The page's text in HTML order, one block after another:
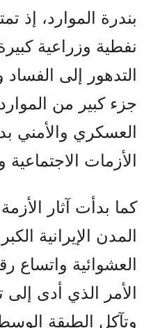
بندرة الموارد، إذ
نفطية وزراعية
التدهور إلى الفساد
جزء كبير من
العسكري والأمني
الأزمات الاجتماعية
كما بدأت آثار
المدن الإيرانية
العشوائية واتساع
الأمر الذي أدى
وتآكل الطبقة